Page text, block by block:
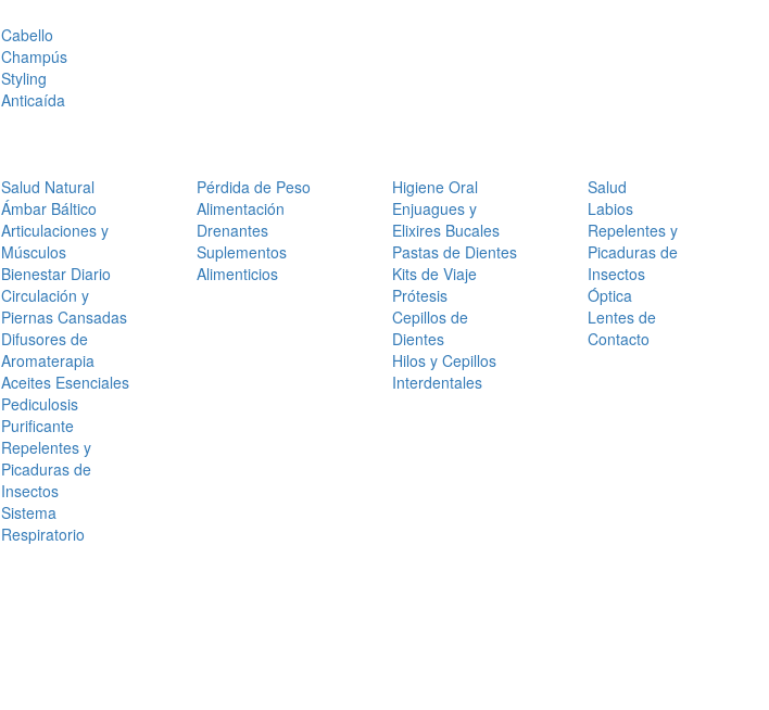
Cabello
Champús
Styling
Anticaída
Salud Natural
Ámbar Báltico
Articulaciones y
Músculos
Bienestar Diario
Circulación y
Piernas Cansadas
Difusores de
Aromaterapia
Aceites Esenciales
Pediculosis
Purificante
Repelentes y
Picaduras de
Insectos
Sistema
Respiratorio
Pérdida de Peso
Alimentación
Drenantes
Suplementos
Alimenticios
Higiene Oral
Enjuagues y
Elixires Bucales
Pastas de Dientes
Kits de Viaje
Prótesis
Cepillos de
Dientes
Hilos y Cepillos
Interdentales
Salud
Labios
Repelentes y
Picaduras de
Insectos
Óptica
Lentes de
Contacto